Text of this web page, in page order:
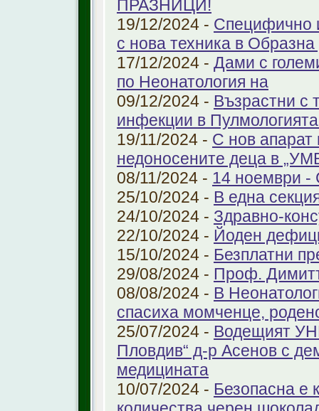
ПРАЗНИЦИ!
19/12/2024 - Специфично
с нова техника в Образна
17/12/2024 - Дами с
по Неонатология на
09/12/2024 - Възрастни с
инфекции в
19/11/2024 - С нов
недоносените деца в
08/11/2024 - 14 ноември -
25/10/2024 - В една
24/10/2024 - Здравно-
22/10/2024 - Йоден
15/10/2024 - Безплатни
29/08/2024 - Проф.
08/08/2024 - В
спасиха момченце,
25/07/2024 - Водещият
Пловдив“ д-р Асенов с
медицината
10/07/2024 - Безопасна е